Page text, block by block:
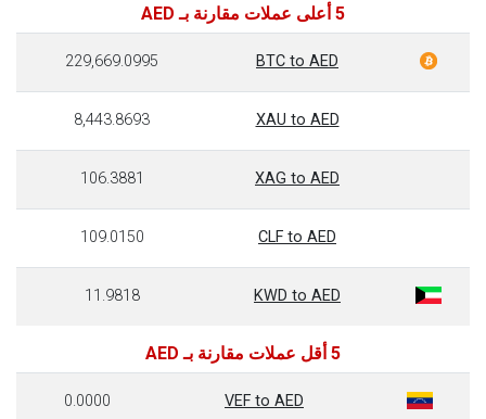
5 أعلى عملات مقارنة بـ AED
BTC to AED
229,669.0995
XAU to AED
8,443.8693
XAG to AED
106.3881
CLF to AED
109.0150
KWD to AED
11.9818
5 أقل عملات مقارنة بـ AED
VEF to AED
0.0000